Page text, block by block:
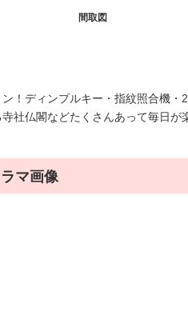
間取図
！ディンプルキー・指紋照合機
社仏閣などたくさんあって毎日が
マ画像